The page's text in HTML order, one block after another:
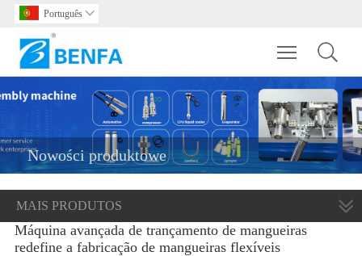
Português 
Toggle
Nowości produktowe
MAIS PRODUTOS
Máquina avançada de trançamento de mangueiras
redefine a fabricação de mangueiras flexíveis